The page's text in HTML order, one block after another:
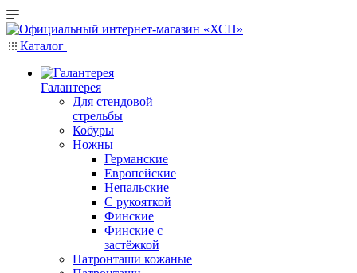
Каталог
Галантерея
Для стендовой
стрельбы
Кобуры
Ножны
Германские
Европейские
Непальские
С рукояткой
Финские
Финские с
застёжкой
Патронташи кожаные